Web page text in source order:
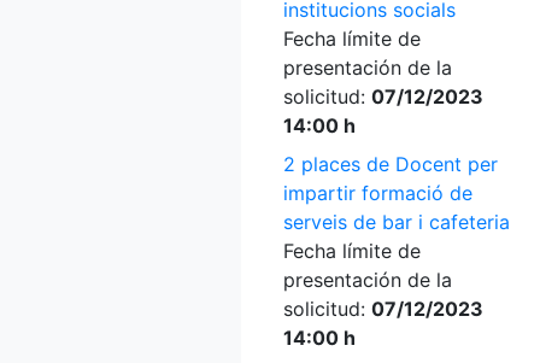
institucions socials
Fecha límite de
presentación de la
solicitud: 07/12/2023
14:00 h
2 places de Docent per
impartir formació de
serveis de bar i cafeteria
Fecha límite de
presentación de la
solicitud: 07/12/2023
14:00 h